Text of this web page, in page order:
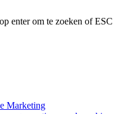
enter om te zoeken of ESC
Marketing